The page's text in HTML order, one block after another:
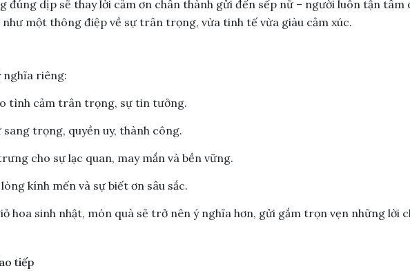
đúng dịp sẽ thay lời cảm ơn chân thành gửi đến sếp nữ – người luôn tận tâm
một thông điệp về sự trân trọng, vừa tinh tế vừa giàu cảm xúc.
nghĩa riêng:
tình cảm trân trọng, sự tin tưởng.
sang trọng, quyền uy, thành công.
cho sự lạc quan, may mắn và bền vững.
kính mến và sự biết ơn sâu sắc.
hoa sinh nhật, món quà sẽ trở nên ý nghĩa hơn, gửi gắm trọn vẹn những lời
tiếp